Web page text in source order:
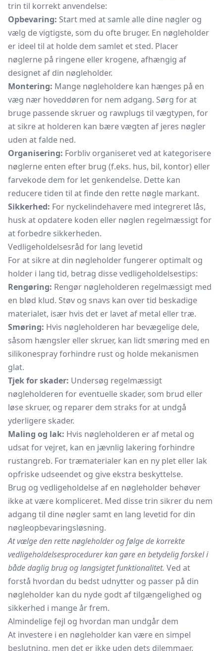
trin til korrekt anvendelse:
Opbevaring: Start med at samle alle dine nøgler og
vælg de vigtigste, som du ofte bruger. En nøgleholder
er ideel til at holde dem samlet et sted. Placer
nøglerne på ringene eller krogene, afhængig af
designet af din nøgleholder.
Montering: Mange nøgleholdere kan hænges på en
væg nær hoveddøren for nem adgang. Sørg for at
bruge passende skruer og rawplugs til vægtypen, for
at sikre at holderen kan bære vægten af jeres nøgler
uden at falde ned.
Organisering: Forbliv organiseret ved at kategorisere
nøglerne enten efter brug (f.eks. hus, bil, kontor) eller
farvekode dem for let genkendelse. Dette kan
reducere tiden til at finde den rette nøgle markant.
Sikkerhed: For nyckelindehavere med integreret lås,
husk at opdatere koden eller nøglen regelmæssigt for
at forbedre sikkerheden.
Vedligeholdelsesråd for lang levetid
For at sikre at din nøgleholder fungerer optimalt og
holder i lang tid, betrag disse vedligeholdelsestips:
Rengøring: Rengør nøgleholderen regelmæssigt med
en blød klud. Støv og snavs kan over tid beskadige
materialet, især hvis det er lavet af metal eller træ.
Smøring: Hvis nøgleholderen har bevægelige dele,
såsom hængsler eller skruer, kan lidt smøring med en
silikonespray forhindre rust og holde mekanismen
glat.
Tjek for skader: Undersøg regelmæssigt
nøgleholderen for eventuelle skader, som brud eller
løse skruer, og reparer dem straks for at undgå
yderligere skader.
Maling og lak: Hvis nøgleholderen er af metal og
udsat for vejret, kan en jævnlig lakering forhindre
rustangreb. For træmaterialer kan en ny plet eller lak
opfriske udseendet og give ekstra beskyttelse.
Brug og vedligeholdelse af en nøgleholder behøver
ikke at være kompliceret. Med disse trin sikrer du nem
adgang til dine nøgler samt en lang levetid for din
nøgleopbevaringsløsning.
At vælge den rette nøgleholder og følge de korrekte
vedligeholdelsesprocedurer kan gøre en betydelig forskel i
både daglig brug og langsigtet funktionalitet. Ved at
forstå hvordan du bedst udnytter og passer på din
nøgleholder kan du nyde godt af tilgængelighed og
sikkerhed i mange år frem.
Almindelige fejl og hvordan man undgår dem
At investere i en nøgleholder kan være en simpel
beslutning, men det er ikke uden dets dilemmaer.